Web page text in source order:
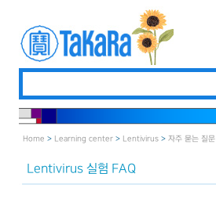
Home > Learning center > Lentivirus > 자주 묻는 질문
Lentivirus 실험 FAQ